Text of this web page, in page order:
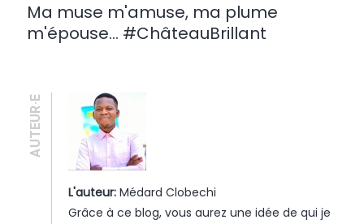
Ma muse m'amuse, ma plume
m'épouse... #ChâteauBrillant
AUTEUR·E
L'auteur: Médard Clobechi
Grâce à ce blog, vous aurez une idée de qui je